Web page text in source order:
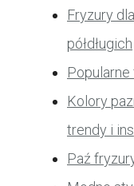
Fryzury
półdługich
Kolory
trendy i
Paź